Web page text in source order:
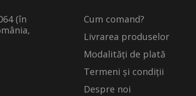
(în
Cum comand?
Livrarea produselor
Modalități de plată
Termeni și condiții
Despre noi